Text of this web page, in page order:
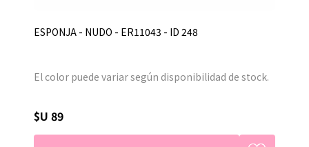
ESPONJA - NUDO - ER11043 - ID 248
El color puede variar según disponibilidad de stock.
$U 89